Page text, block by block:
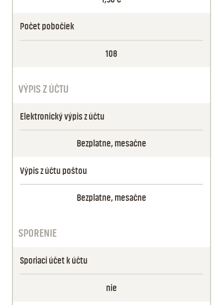
Počet pobočiek
108
VÝPIS Z ÚČTU
Elektronický výpis z účtu
Bezplatne, mesačne
Výpis z účtu poštou
Bezplatne, mesačne
SPORENIE
Sporiaci účet k účtu
nie